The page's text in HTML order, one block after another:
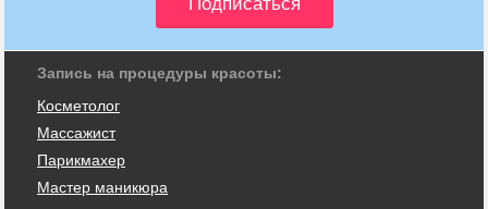
Запись на процедуры красоты:
Косметолог
Массажист
Парикмахер
Мастер маникюра